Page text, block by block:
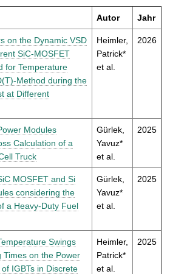
Autor Jahr
on the Dynamic VSD
SiC-MOSFET
for Temperature
Method during the
at Different
Heimler,
Patrick*
et al.
2026
Modules
Calculation of a
Truck
Gürlek,
Yavuz*
et al.
2025
MOSFET and Si
considering the
a Heavy-Duty Fuel
Gürlek,
Yavuz*
et al.
2025
Swings
Times on the Power
IGBTs in Discrete
Heimler,
Patrick*
et al.
2025